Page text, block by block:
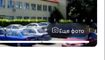
Еще фото